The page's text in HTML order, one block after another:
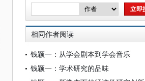
相同作者阅读
钱颖一：从学会剧本到学会音乐
钱颖一：学术研究的品味